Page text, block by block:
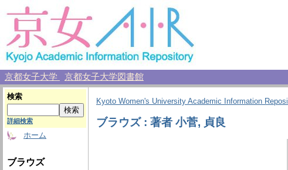
京都女子大学 京都女子大学図書館
検索
詳細検索
ホーム
ブラウズ
Kyoto Women's University Academic Information
ブラウズ : 著者 小菅, 貞良